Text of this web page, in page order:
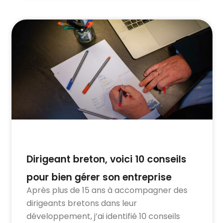
Dirigeant breton, voici 10 conseils
pour bien gérer son entreprise
Après plus de 15 ans à accompagner des
dirigeants bretons dans leur
développement, j’ai identifié 10 conseils